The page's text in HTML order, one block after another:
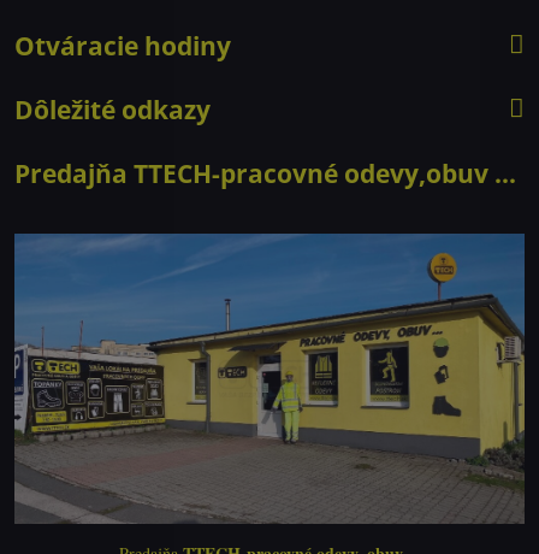
Otváracie hodiny
Dôležité odkazy
Predajňa TTECH-pracovné odevy,obuv ...